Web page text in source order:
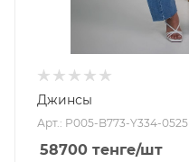
Джинсы
Арт.: P005-B773-Y334-0525
58700 тенге/шт